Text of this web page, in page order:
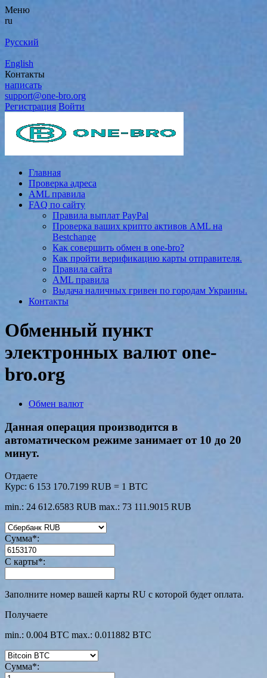
Меню
ru
Русский
English
Контакты
написать
support@one-bro.org
Регистрация Войти
Главная
Проверка адреса
AML правила
FAQ по сайту
Правила выплат PayPal
Проверка ваших крипто активов AML на
Bestchange
Как совершить обмен в one-bro?
Как пройти верификацию карты отправителя.
Правила сайта
AML правила
Выдача наличных гривен по городам Украины.
Контакты
Обменный пункт
электронных валют one-
bro.org
Обмен валют
Данная операция производится в
автоматическом режиме занимает от 10 до 20
минут.
Отдаете
Курс: 6 153 170.7199 RUB = 1 BTC
min.: 24 612.6583 RUB max.: 73 111.9015 RUB
Сумма*:
С карты*:
Заполните номер вашей карты RU с которой будет оплата.
Получаете
min.: 0.004 BTC max.: 0.011882 BTC
Сумма*: